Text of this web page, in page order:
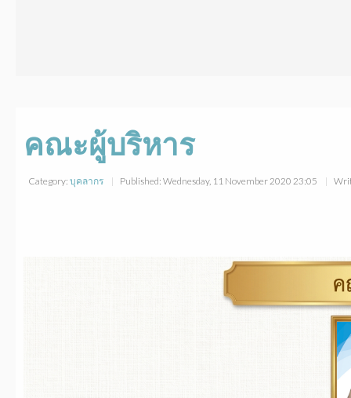
คณะผู้บริหาร
Category: บุคลากร Published: Wednesday, 11 November 2020 23:05